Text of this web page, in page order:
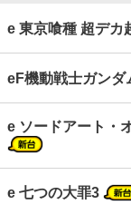
e 東京喰種 超デカ
eF機動戦士ガンダ
e ソードアート・
e 七つの大罪3